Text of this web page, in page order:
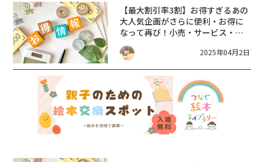
【最大割引率3割】お得すぎるあの
大人気企画がさらに便利・お得に
なって再び！小売・サービス・飲
食も最大30％割引!?【2025年6~8
月予定】おおつ割 第2弾2025年04月2日